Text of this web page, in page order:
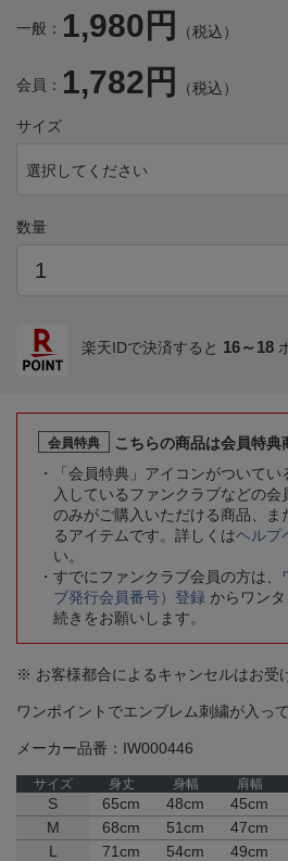
一般： 1,980円 （税込）
会員： 1,782円 （税込）
サイズ
選択してください
数量
楽天IDで決済すると 16～18
会員特典
こちらの商品は会員特典
「会員特典」アイコンがついて
入しているファンクラブなどの
のみがご購入いただける商品、
るアイテムです。詳しくはヘルプ
い。
すでにファンクラブ会員の方は、
ブ発行会員番号）登録 からワン
続きをお願いします。
※ お客様都合によるキャンセルはお受
ワンポイントでエンブレム刺繍が入って
メーカー品番：IW000446
サイズ 身丈 身幅 肩幅
S 65cm 48cm 45cm
M
68cm 51cm 47cm
L
71cm 54cm 49cm